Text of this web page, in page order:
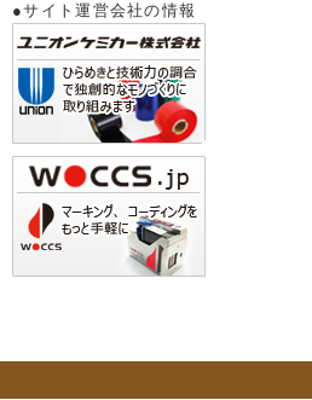
●サイト運営会社の情報